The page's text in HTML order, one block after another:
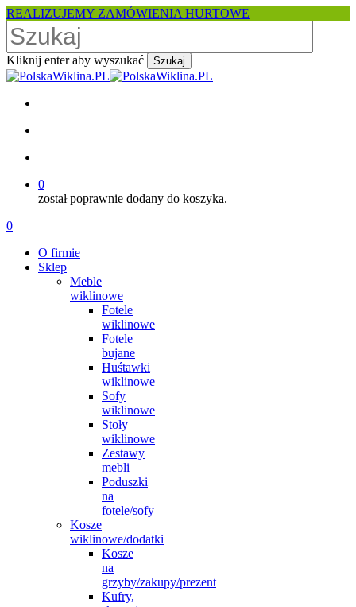
Skip
to
main
content
REALIZUJEMY ZAMÓWIENIA HURTOWE
Kliknij enter aby wyszukać Szukaj
Close
0
został poprawnie dodany do koszyka.
Menu
search
account
0
O firmie
Sklep
Meble
wiklinowe
Fotele
wiklinowe
Fotele
bujane
Huśtawki
wiklinowe
Sofy
wiklinowe
Stoły
wiklinowe
Zestawy
mebli
Poduszki
na
fotele/sofy
Kosze
wiklinowe/dodatki
Kosze
na
grzyby/zakupy/prezent
Kufry,